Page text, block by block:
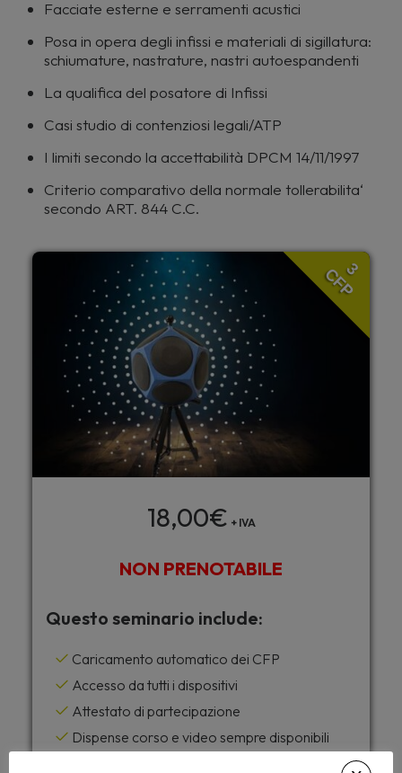
Facciate esterne e serramenti acustici
Posa in opera degli infissi e materiali di sigillatura:
schiumature, nastrature, nastri autoespandenti
La qualifica del posatore di Infissi
Casi studio di contenziosi legali/ATP
I limiti secondo la accettabilità DPCM 14/11/1997
Criterio comparativo della normale tollerabilita‘
secondo ART. 844 C.C.
3
CFP
18,00€ + IVA
NON PRENOTABILE
Questo seminario include:
Caricamento automatico dei CFP
Accesso da tutti i dispositivi
Attestato di partecipazione
Dispense corso e video sempre disponibili